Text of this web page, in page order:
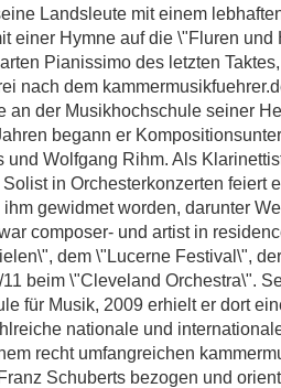
Landsleute mit einem
einer Hymne auf die \"Fluren
Pianissimo des letzten
nach dem
an der Musikhochschule seiner
begann er
und Wolfgang Rihm. Als
in Orchesterkonzerten feiert
gewidmet worden, darunter
composer- und artist in
dem \"Lucerne Festival\",
beim \"Cleveland Orchestra\".
für Musik, 2009 erhielt er dort
nationale und
recht umfangreichen
Schuberts bezogen und